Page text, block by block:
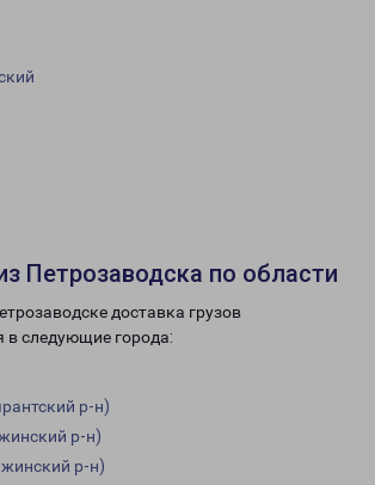
Петрозаводска по области
доставка грузов
в следующие города:
р-н)
р-н)
р-н)